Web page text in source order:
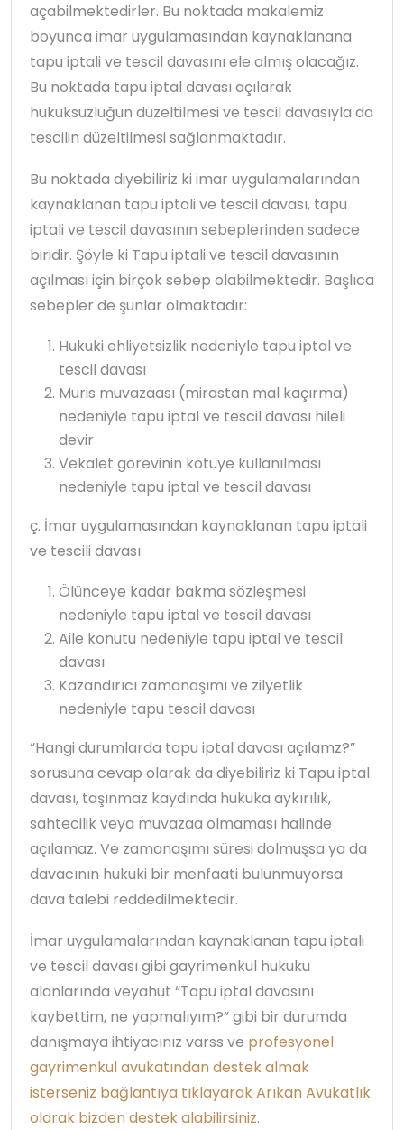
açabilmektedirler. Bu noktada makalemiz
boyunca imar uygulamasından kaynaklanana
tapu iptali ve tescil davasını ele almış olacağız.
Bu noktada tapu iptal davası açılarak
hukuksuzluğun düzeltilmesi ve tescil davasıyla da
tescilin düzeltilmesi sağlanmaktadır.
Bu noktada diyebiliriz ki imar uygulamalarından
kaynaklanan tapu iptali ve tescil davası, tapu
iptali ve tescil davasının sebeplerinden sadece
biridir. Şöyle ki Tapu iptali ve tescil davasının
açılması için birçok sebep olabilmektedir. Başlıca
sebepler de şunlar olmaktadır:
Hukuki ehliyetsizlik nedeniyle tapu iptal ve
tescil davası
Muris muvazaası (mirastan mal kaçırma)
nedeniyle tapu iptal ve tescil davası hileli
devir
Vekalet görevinin kötüye kullanılması
nedeniyle tapu iptal ve tescil davası
ç. İmar uygulamasından kaynaklanan tapu iptali
ve tescili davası
Ölünceye kadar bakma sözleşmesi
nedeniyle tapu iptal ve tescil davası
Aile konutu nedeniyle tapu iptal ve tescil
davası
Kazandırıcı zamanaşımı ve zilyetlik
nedeniyle tapu tescil davası
“Hangi durumlarda tapu iptal davası açılamz?”
sorusuna cevap olarak da diyebiliriz ki Tapu iptal
davası, taşınmaz kaydında hukuka aykırılık,
sahtecilik veya muvazaa olmaması halinde
açılamaz. Ve zamanaşımı süresi dolmuşsa ya da
davacının hukuki bir menfaati bulunmuyorsa
dava talebi reddedilmektedir.
İmar uygulamalarından kaynaklanan tapu iptali
ve tescil davası gibi gayrimenkul hukuku
alanlarında veyahut “Tapu iptal davasını
kaybettim, ne yapmalıyım?” gibi bir durumda
danışmaya ihtiyacınız varss ve profesyonel
gayrimenkul avukatından destek almak
isterseniz bağlantıya tıklayarak Arıkan Avukatlık
olarak bizden destek alabilirsiniz.